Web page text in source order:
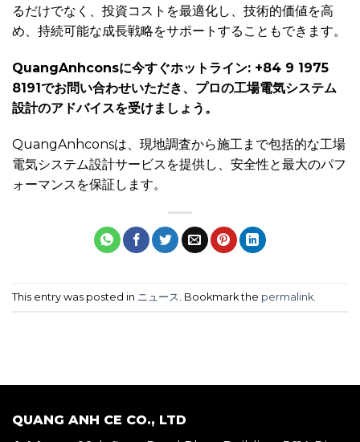
るだけでなく、投資コストを最適化し、技術的価値を高
め、持続可能な成長戦略をサポートすることもできます。
QuangAnhconsに今すぐホットライン: +84 9 1975
8191でお問い合わせいただき、プロの工場電気システム
設計のアドバイスを受けましょう。
QuangAnhconsは、現地調査から施工まで包括的な工場
電気システム設計サービスを提供し、安全性と最大のパフ
ォーマンスを保証します。
This entry was posted in ニュース . Bookmark the permalink
QUANG ANH CE CO., LTD